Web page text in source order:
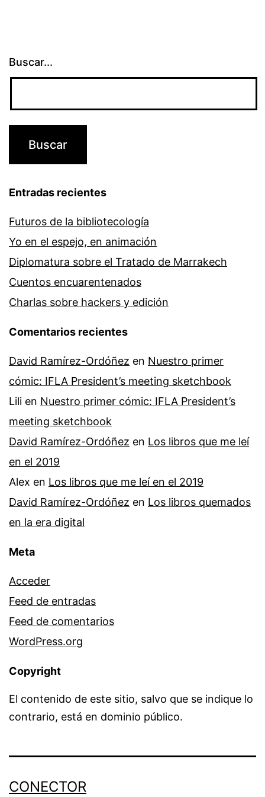
Buscar...
Entradas recientes
Futuros de la bibliotecología
Yo en el espejo, en animación
Diplomatura sobre el Tratado de Marrakech
Cuentos encuarentenados
Charlas sobre hackers y edición
Comentarios recientes
David Ramírez-Ordóñez en Nuestro primer
cómic: IFLA President’s meeting sketchbook
Lili en Nuestro primer cómic: IFLA President’s
meeting sketchbook
David Ramírez-Ordóñez en Los libros que me leí
en el 2019
Alex en Los libros que me leí en el 2019
David Ramírez-Ordóñez en Los libros quemados
en la era digital
Meta
Acceder
Feed de entradas
Feed de comentarios
WordPress.org
Copyright
El contenido de este sitio, salvo que se indique lo
contrario, está en dominio público.
CONECTOR